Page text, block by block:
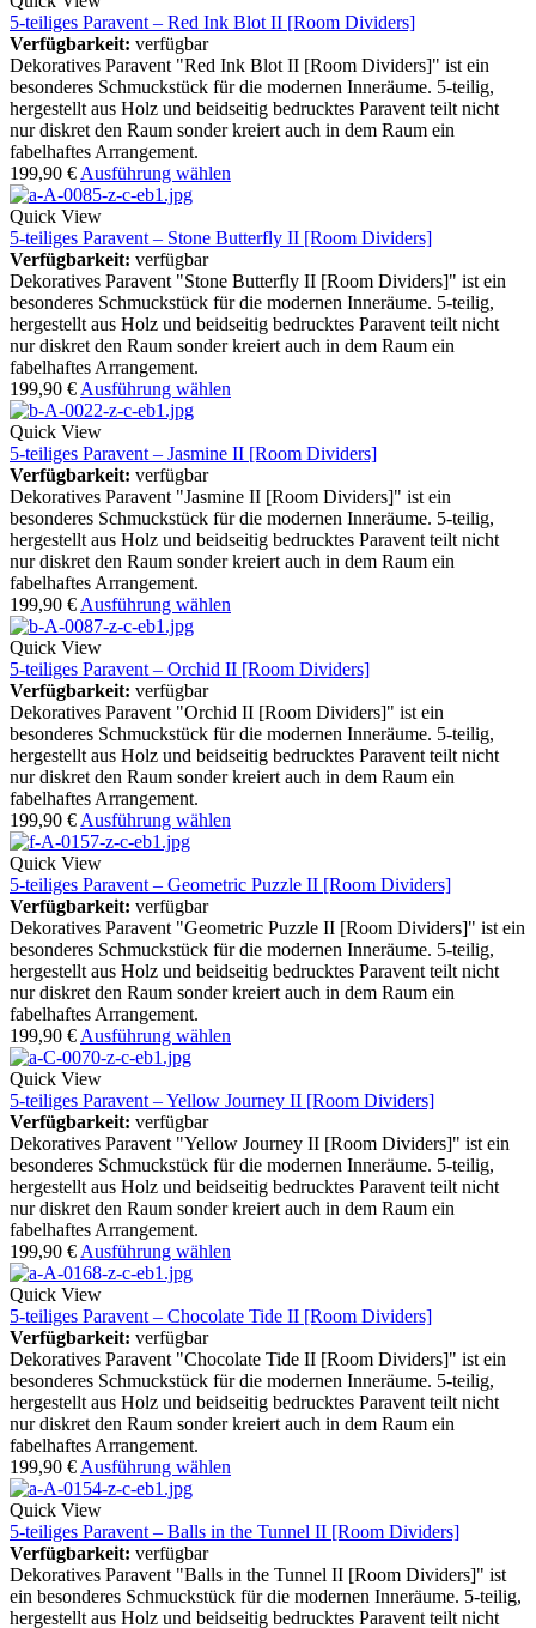
5-teiliges Paravent – Red Ink Blot II [Room Dividers]
Verfügbarkeit: verfügbar
Dekoratives Paravent "Red Ink Blot II [Room Dividers]" ist ein
besonderes Schmuckstück für die modernen Inneräume. 5-teilig,
hergestellt aus Holz und beidseitig bedrucktes Paravent teilt nicht
nur diskret den Raum sonder kreiert auch in dem Raum ein
fabelhaftes Arrangement.
199,90 € Ausführung wählen
Quick View
5-teiliges Paravent – Stone Butterfly II [Room Dividers]
Verfügbarkeit: verfügbar
Dekoratives Paravent "Stone Butterfly II [Room Dividers]" ist ein
besonderes Schmuckstück für die modernen Inneräume. 5-teilig,
hergestellt aus Holz und beidseitig bedrucktes Paravent teilt nicht
nur diskret den Raum sonder kreiert auch in dem Raum ein
fabelhaftes Arrangement.
199,90 € Ausführung wählen
Quick View
5-teiliges Paravent – Jasmine II [Room Dividers]
Verfügbarkeit: verfügbar
Dekoratives Paravent "Jasmine II [Room Dividers]" ist ein
besonderes Schmuckstück für die modernen Inneräume. 5-teilig,
hergestellt aus Holz und beidseitig bedrucktes Paravent teilt nicht
nur diskret den Raum sonder kreiert auch in dem Raum ein
fabelhaftes Arrangement.
199,90 € Ausführung wählen
Quick View
5-teiliges Paravent – Orchid II [Room Dividers]
Verfügbarkeit: verfügbar
Dekoratives Paravent "Orchid II [Room Dividers]" ist ein
besonderes Schmuckstück für die modernen Inneräume. 5-teilig,
hergestellt aus Holz und beidseitig bedrucktes Paravent teilt nicht
nur diskret den Raum sonder kreiert auch in dem Raum ein
fabelhaftes Arrangement.
199,90 € Ausführung wählen
Quick View
5-teiliges Paravent – Geometric Puzzle II [Room Dividers]
Verfügbarkeit: verfügbar
Dekoratives Paravent "Geometric Puzzle II [Room Dividers]" ist ein
besonderes Schmuckstück für die modernen Inneräume. 5-teilig,
hergestellt aus Holz und beidseitig bedrucktes Paravent teilt nicht
nur diskret den Raum sonder kreiert auch in dem Raum ein
fabelhaftes Arrangement.
199,90 € Ausführung wählen
Quick View
5-teiliges Paravent – Yellow Journey II [Room Dividers]
Verfügbarkeit: verfügbar
Dekoratives Paravent "Yellow Journey II [Room Dividers]" ist ein
besonderes Schmuckstück für die modernen Inneräume. 5-teilig,
hergestellt aus Holz und beidseitig bedrucktes Paravent teilt nicht
nur diskret den Raum sonder kreiert auch in dem Raum ein
fabelhaftes Arrangement.
199,90 € Ausführung wählen
Quick View
5-teiliges Paravent – Chocolate Tide II [Room Dividers]
Verfügbarkeit: verfügbar
Dekoratives Paravent "Chocolate Tide II [Room Dividers]" ist ein
besonderes Schmuckstück für die modernen Inneräume. 5-teilig,
hergestellt aus Holz und beidseitig bedrucktes Paravent teilt nicht
nur diskret den Raum sonder kreiert auch in dem Raum ein
fabelhaftes Arrangement.
199,90 € Ausführung wählen
Quick View
5-teiliges Paravent – Balls in the Tunnel II [Room Dividers]
Verfügbarkeit: verfügbar
Dekoratives Paravent "Balls in the Tunnel II [Room Dividers]" ist
ein besonderes Schmuckstück für die modernen Inneräume. 5-teilig,
hergestellt aus Holz und beidseitig bedrucktes Paravent teilt nicht